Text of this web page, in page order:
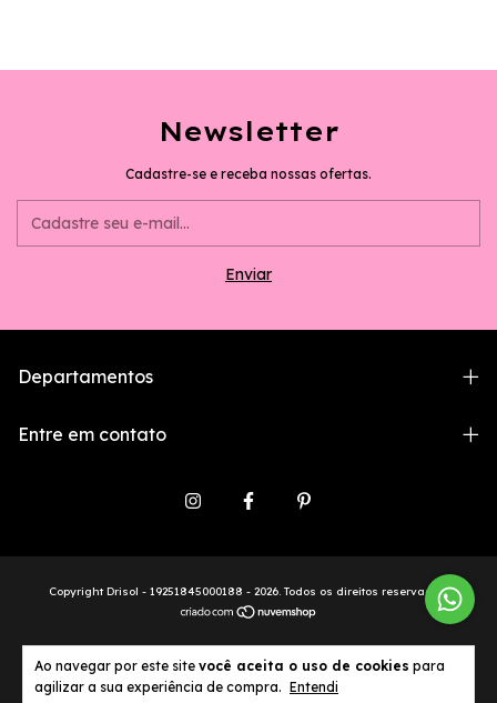
Ao navegar por este site você aceita o uso de cookies para
agilizar a sua experiência de compra. Entendi
Newsletter
Cadastre-se e receba nossas ofertas.
Departamentos
Entre em contato
Copyright Drisol - 19251845000188 - 2026. Todos os direitos reservados.